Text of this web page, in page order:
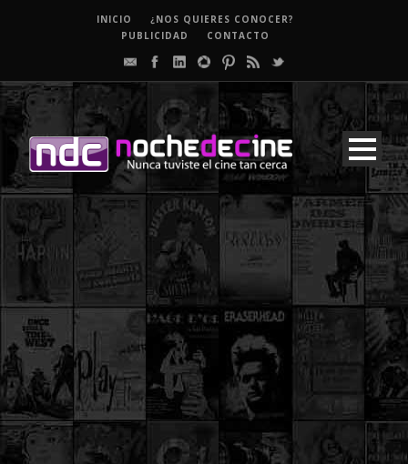
INICIO
¿NOS QUIERES CONOCER?
PUBLICIDAD
CONTACTO